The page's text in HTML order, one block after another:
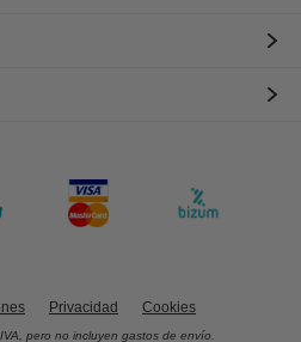
Privacidad Cookies
pero no incluyen gastos de envío.